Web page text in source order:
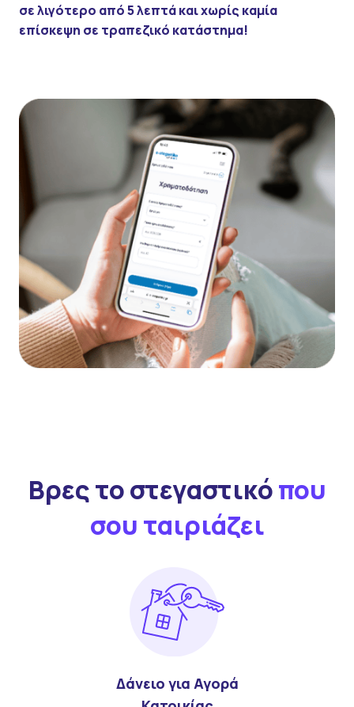
σε λιγότερο από 5 λεπτά και χωρίς καμία
επίσκεψη σε τραπεζικό κατάστημα!
Βρες το στεγαστικόπου
σου ταιριάζει
Δάνειο για Αγορά